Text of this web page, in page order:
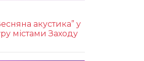
акустика” у
містами Заходу